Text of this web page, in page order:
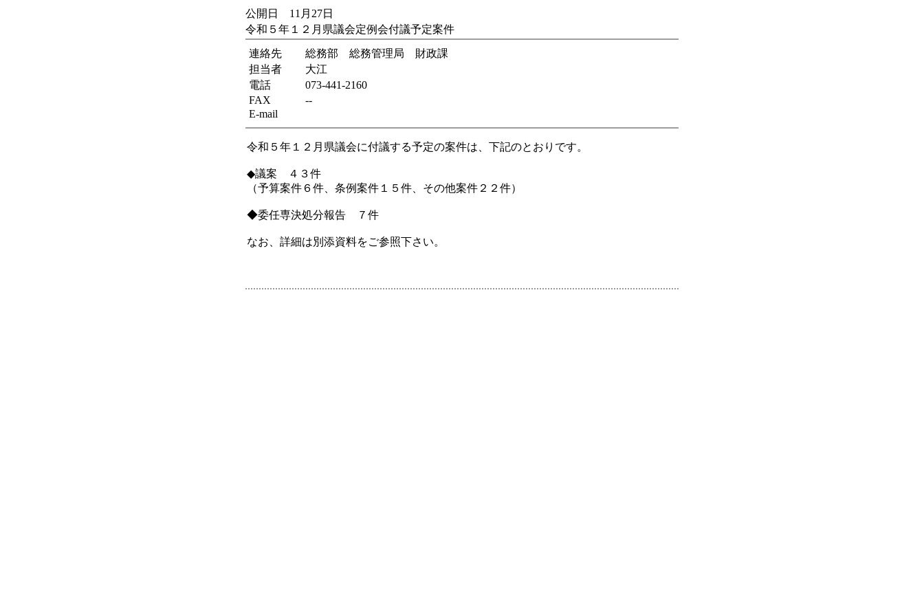
公開日 11月27日
令和５年１２月県議会定例会付議予定案件
連絡先
総務部 総務管理局 財政課
担当者
大江
電話
073-441-2160
FAX
--
E-mail
令和５年１２月県議会に付議する予定の案件は、下記のとおりです。
◆議案 ４３件
（予算案件６件、条例案件１５件、その他案件２２件）
◆委任専決処分報告 ７件
なお、詳細は別添資料をご参照下さい。